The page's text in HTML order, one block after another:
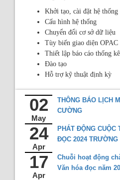
Khởi tạo, cài đặt hệ thống
Cấu hình hệ thống
Chuyển đổi cơ sở dữ liệu
Tùy biến giao diện OPAC
Thiết lập báo cáo thống kê
Đào tạo
Hỗ trợ kỹ thuật định kỳ
02
May
THÔNG BÁO LỊCH
CƯỜNG
24
Apr
PHÁT ĐỘNG
ĐỌC 2024 TRƯỜNG
17
Apr
Chuỗi hoạt động
Văn hóa đọc năm